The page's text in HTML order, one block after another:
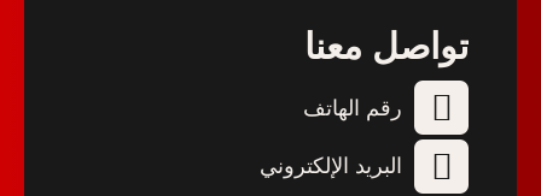
تواصل معنا
رقم الهاتف
البريد الإلكتروني